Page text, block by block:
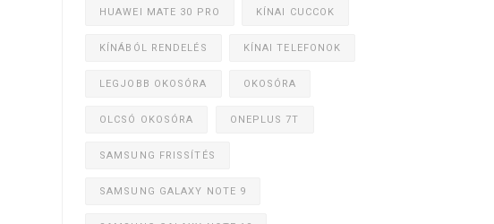
HUAWEI MATE 30 PRO KÍNAI CUCCOK
KÍNÁBÓL RENDELÉS KÍNAI TELEFONOK
LEGJOBB OKOSÓRA OKOSÓRA
OLCSÓ OKOSÓRA ONEPLUS 7T
SAMSUNG FRISSÍTÉS
SAMSUNG GALAXY NOTE 9